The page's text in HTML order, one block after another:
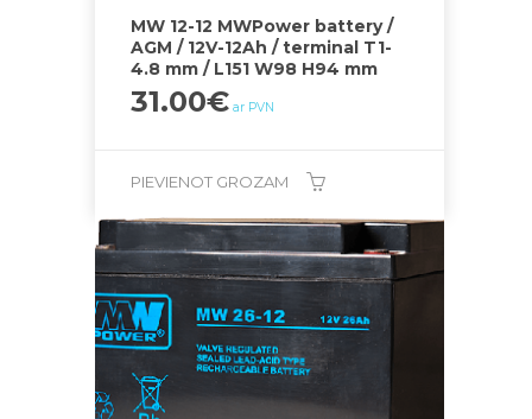
MW 12-12 MWPower battery /
AGM / 12V-12Ah / terminal T1-
4.8 mm / L151 W98 H94 mm
31.00€ ar PVN
PIEVIENOT GROZAM